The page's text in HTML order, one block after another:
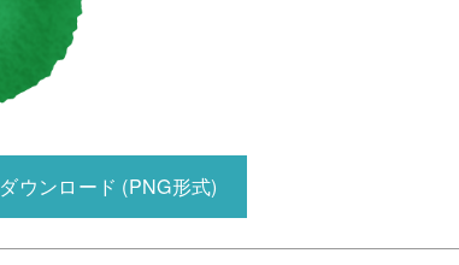
ダウンロード (PNG形式)